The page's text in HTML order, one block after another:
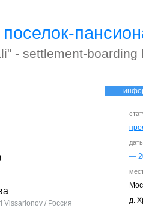
- settlement-
—
д.
Vissarionov / Россия